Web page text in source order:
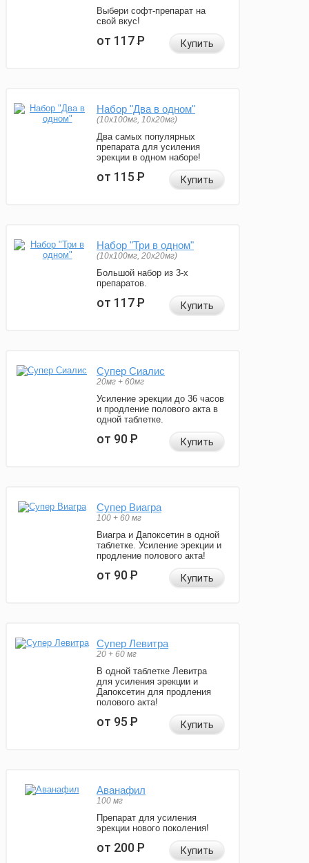
Выбери софт-препарат на
свой вкус!
от 117Р Купить
Набор "Два в одном"
(10x100мг, 10x20мг)
Два самых популярных
препарата для усиления
эрекции в одном наборе!
от 115Р Купить
Набор "Три в одном"
(10x100мг, 20x20мг)
Большой набор из 3-х
препаратов.
от 117Р Купить
Супер Сиалис
20мг + 60мг
Усиление эрекции до 36 часов
и продление полового акта в
одной таблетке.
от 90Р Купить
Супер Виагра
100 + 60 мг
Виагра и Дапоксетин в одной
таблетке. Усиление эрекции и
продление полового акта!
от 90Р Купить
Супер Левитра
20 + 60 мг
В одной таблетке Левитра
для усиления эрекции и
Дапоксетин для продления
полового акта!
от 95Р Купить
Аванафил
100 мг
Препарат для усиления
эрекции нового поколения!
от 200Р Купить